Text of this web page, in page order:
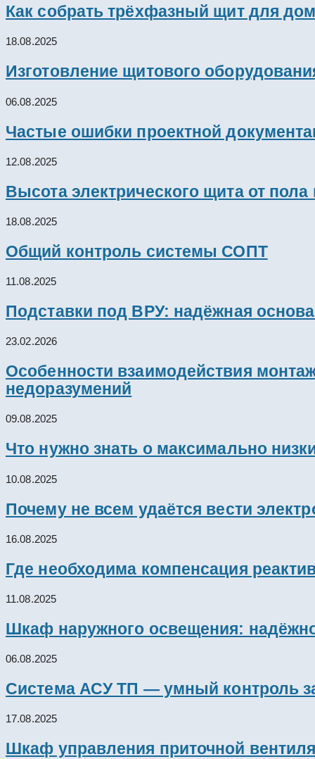
Как собрать трёхфазный щит для
18.08.2025
Изготовление щитового
06.08.2025
Частые ошибки проектной
12.08.2025
Высота электрического щита от
18.08.2025
Общий контроль системы СОПТ
11.08.2025
Подставки под ВРУ: надёжная
23.02.2026
Особенности взаимодействия
недоразумений
09.08.2025
Что нужно знать о максимально
10.08.2025
Почему не всем удаётся вести
16.08.2025
Где необходима компенсация
11.08.2025
Шкаф наружного освещения:
06.08.2025
Система АСУ ТП — умный контроль
17.08.2025
Шкаф управления приточной